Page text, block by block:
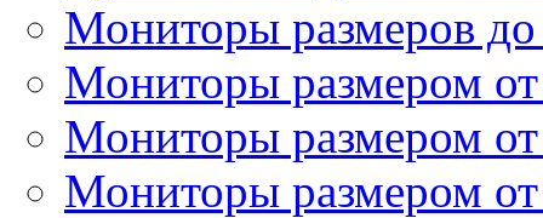
Мониторы размеров
Мониторы размером
Мониторы размером
Мониторы размером